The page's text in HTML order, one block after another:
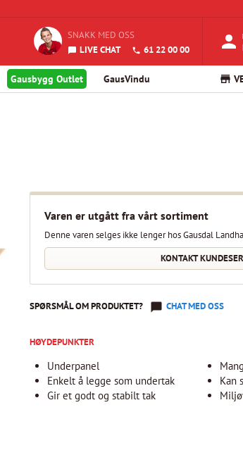
SNAKK MED OSS
LIVE CHAT
61 22 00 00
Gausbygg Outlet GausVindu
Varen er utgått fra vårt sortiment
Denne varen selges ikke lenger hos Gausdal
KONTAKT
SPØRSMÅL OM PRODUKTET? CHAT MED OSS
HØYDEPUNKTER
Underpanel
Enkelt å legge som undertak
Gir et godt og stabilt tak
Kan